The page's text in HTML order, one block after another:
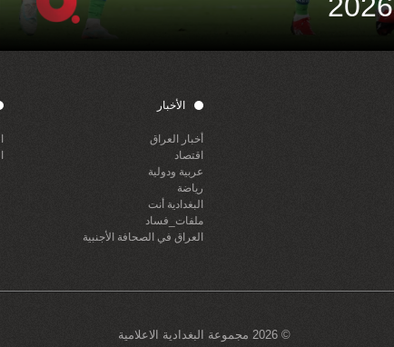
الأخبار
أخبار العراق
اقتصاد
عربية ودولية
رياضة
البغدادية أنت
ملفات_فساد
العراق في الصحافة الأجنبية
© 2026 مجموعة البغدادية الاعلامية